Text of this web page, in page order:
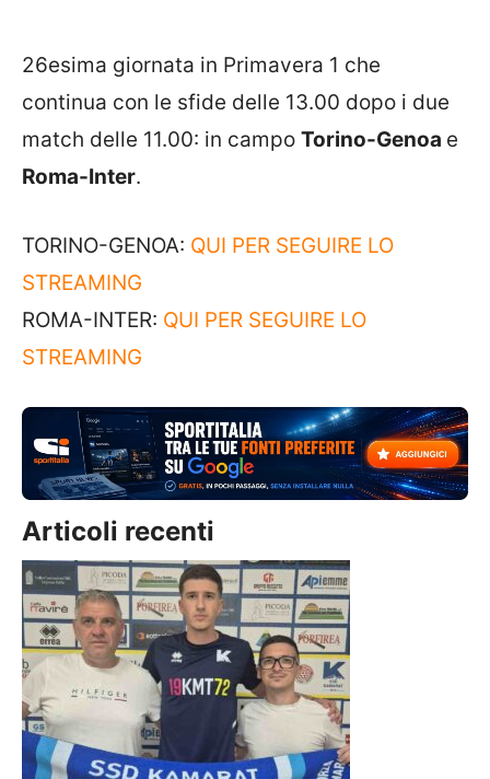
26esima giornata in Primavera 1 che
continua con le sfide delle 13.00 dopo i due
match delle 11.00: in campo Torino-Genoa e
Roma-Inter.
TORINO-GENOA: QUI PER SEGUIRE LO
STREAMING
ROMA-INTER: QUI PER SEGUIRE LO
STREAMING
Articoli recenti